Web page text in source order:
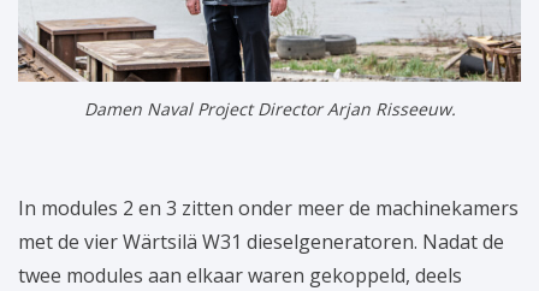
Damen Naval Project Director Arjan Risseeuw.
In modules 2 en 3 zitten onder meer de machinekamers
met de vier Wärtsilä W31 dieselgeneratoren. Nadat de
twee modules aan elkaar waren gekoppeld, deels